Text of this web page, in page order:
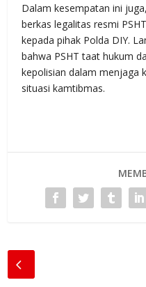
Dalam kesempatan ini
berkas legalitas resmi
kepada pihak Polda DIY.
bahwa PSHT taat hukum
kepolisian dalam menjaga
situasi kamtibmas.